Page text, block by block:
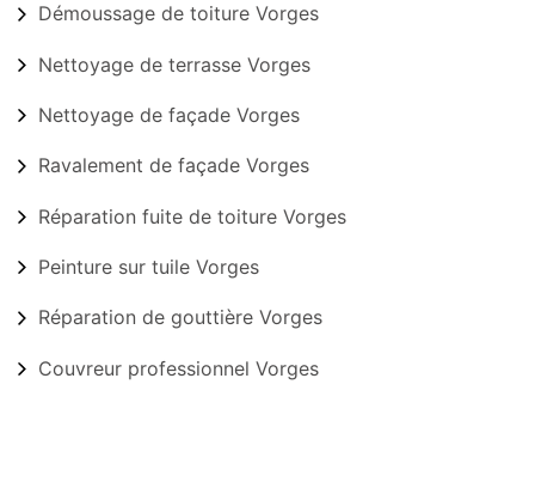
Démoussage de toiture Vorges
Nettoyage de terrasse Vorges
Nettoyage de façade Vorges
Ravalement de façade Vorges
Réparation fuite de toiture Vorges
Peinture sur tuile Vorges
Réparation de gouttière Vorges
Couvreur professionnel Vorges